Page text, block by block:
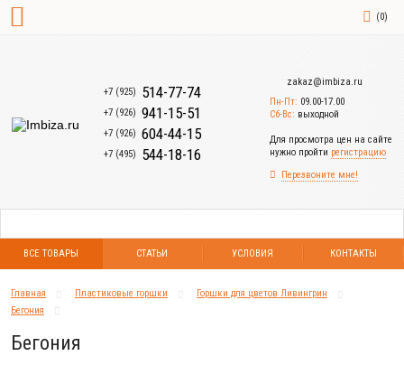
(0)
+7 (925) 514-77-74
+7 (926) 941-15-51
+7 (926) 604-44-15
+7 (495) 544-18-16
zakaz@imbiza.ru
Пн-Пт: 09.00-17.00
Сб-Вс: выходной
Для просмотра цен на сайте
нужно пройти регистрацию
Перезвоните мне!
ВСЕ ТОВАРЫ СТАТЬИ УСЛОВИЯ КОНТАКТЫ
Главная Пластиковые горшки
Горшки для цветов Ливингрин
Бегония
Бегония